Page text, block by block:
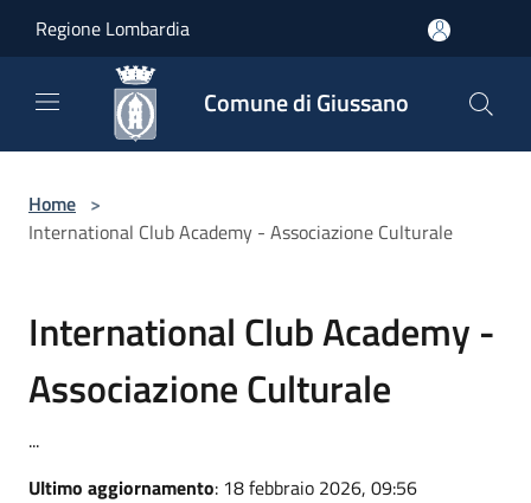
Regione Lombardia
Comune di Giussano
Home >
International Club Academy - Associazione Culturale
International Club Academy -
Associazione Culturale
...
Ultimo aggiornamento: 18 febbraio 2026, 09:56